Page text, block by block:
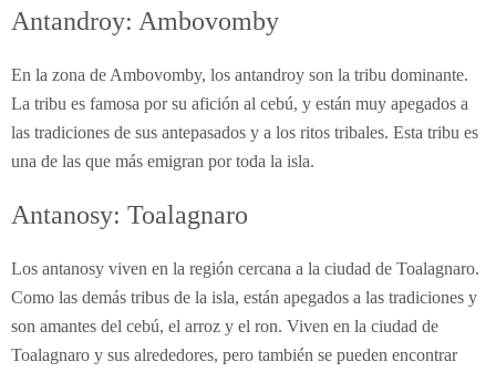
Antandroy: Ambovomby
En la zona de Ambovomby, los antandroy son la tribu dominante.
La tribu es famosa por su afición al cebú, y están muy apegados a
las tradiciones de sus antepasados y a los ritos tribales. Esta tribu es
una de las que más emigran por toda la isla.
Antanosy: Toalagnaro
Los antanosy viven en la región cercana a la ciudad de Toalagnaro.
Como las demás tribus de la isla, están apegados a las tradiciones y
son amantes del cebú, el arroz y el ron. Viven en la ciudad de
Toalagnaro y sus alrededores, pero también se pueden encontrar